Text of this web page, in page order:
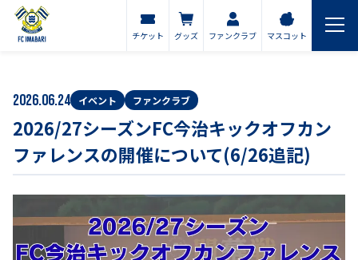
チケット グッズ ファンクラブ マスコット
2026.06.24 イベント ファンクラブ
2026/27シーズンFC今治キックオフカン
ファレンスの開催について(6/26追記)